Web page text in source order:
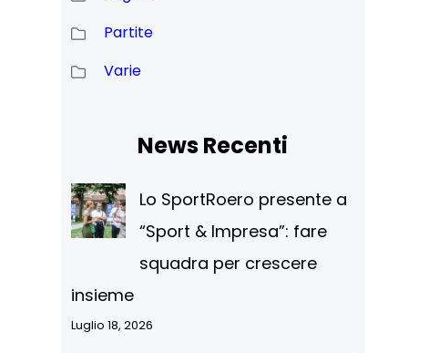
Partite
Varie
News Recenti
Lo SportRoero presente a
“Sport & Impresa”: fare
squadra per crescere
insieme
Luglio 18, 2026